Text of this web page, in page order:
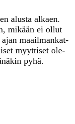
alusta alkaen.
mikään ei ollut
ajan maa­il­man­kat­
myyttiset ole­
pyhä.